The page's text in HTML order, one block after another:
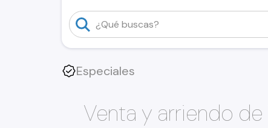
Especiales
Venta y arriendo